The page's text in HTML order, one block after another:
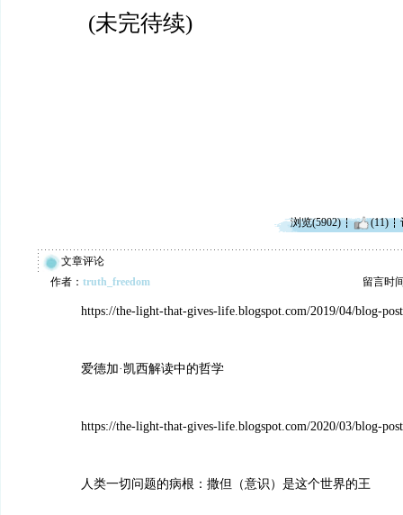
(未完待续)
浏览(5902) (11)
文章评论
作者： truth_freedom 留言时
https://the-light-that-gives-life.blogspot.com/2019/04/blog-
爱德加·凯西解读中的哲学
https://the-light-that-gives-life.blogspot.com/2020/03/blog-
人类一切问题的病根：撒但（意识）是这个世界的王